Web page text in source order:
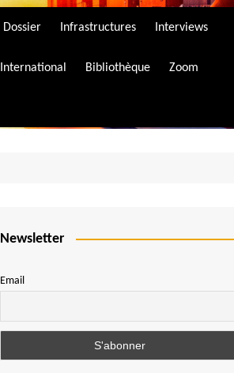
Dossier Infrastructures Interviews
International Bibliothèque Zoom
Newsletter
Email